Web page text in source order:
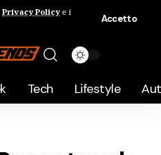
Privacy Policye i
Accetto
Tech Lifestyle